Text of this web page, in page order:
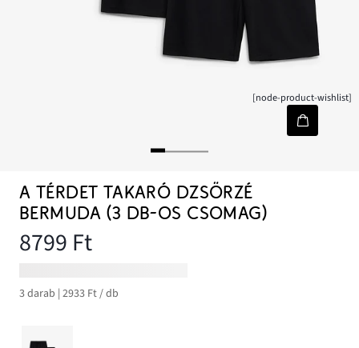
[node-product-wishlist]
A TÉRDET TAKARÓ DZSÖRZÉ
BERMUDA (3 DB-OS CSOMAG)
8799 Ft
3 darab | 2933 Ft / db